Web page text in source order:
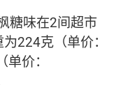
糖味在2间超市
224克（单价：
价：